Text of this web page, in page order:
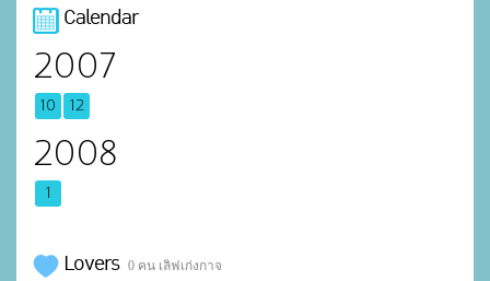
Calendar
2007
10 12
2008
1
Lovers 0 คน เลิฟเก่งกาจ